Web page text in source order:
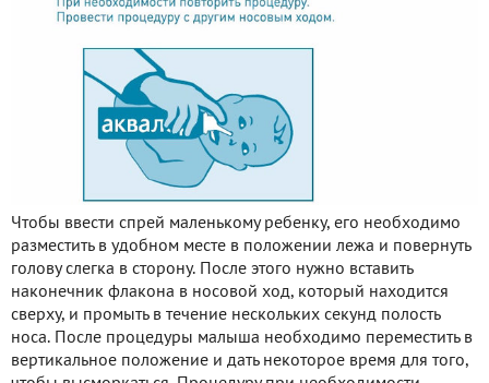
Чтобы ввести спрей маленькому ребенку, его необходимо
разместить в удобном месте в положении лежа и повернуть
голову слегка в сторону. После этого нужно вставить
наконечник флакона в носовой ход, который находится
сверху, и промыть в течение нескольких секунд полость
носа. После процедуры малыша необходимо переместить в
вертикальное положение и дать некоторое время для того,